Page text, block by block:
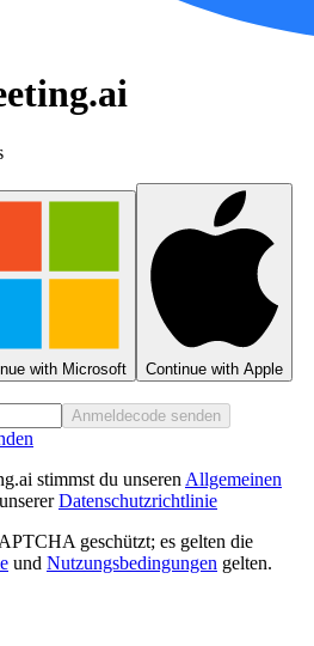
with Microsoft Continue with Apple
Anmeldecode senden
stimmst du unseren Allgemeinen
Datenschutzrichtlinie
geschützt; es gelten die
und Nutzungsbedingungen gelten.